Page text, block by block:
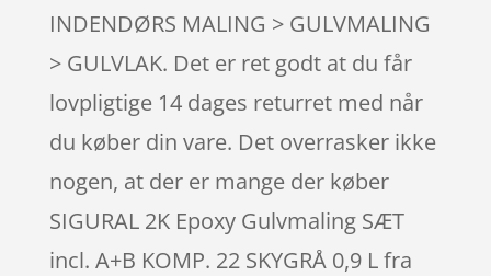
INDENDØRS MALING > GULVMALING
> GULVLAK. Det er ret godt at du får
lovpligtige 14 dages returret med når
du køber din vare. Det overrasker ikke
nogen, at der er mange der køber
SIGURAL 2K Epoxy Gulvmaling SÆT
incl. A+B KOMP. 22 SKYGRÅ 0,9 L fra